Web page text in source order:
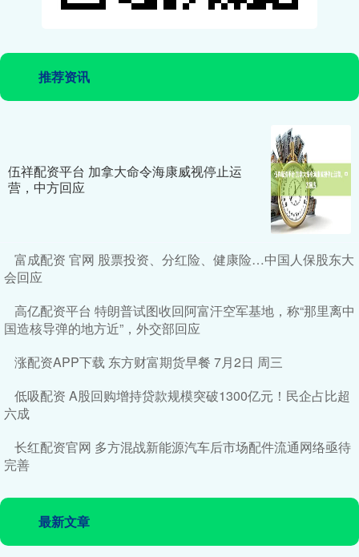
推荐资讯
伍祥配资平台 加拿大命令海康威视停止运
营，中方回应
富成配资 官网 股票投资、分红险、健康险…中国人保股东大
会回应
高亿配资平台 特朗普试图收回阿富汗空军基地，称“那里离中
国造核导弹的地方近”，外交部回应
涨配资APP下载 东方财富期货早餐 7月2日 周三
低吸配资 A股回购增持贷款规模突破1300亿元！民企占比超
六成
长红配资官网 多方混战新能源汽车后市场配件流通网络亟待
完善
最新文章